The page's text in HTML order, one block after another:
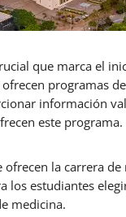
que marca el
programas
información
este programa.
la carrera
estudiantes
medicina.